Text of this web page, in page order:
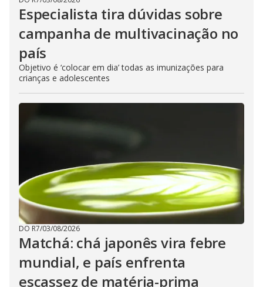
Especialista tira dúvidas sobre
campanha de multivacinação no
país
Objetivo é ‘colocar em dia’ todas as imunizações para
crianças e adolescentes
DO R7/03/08/2026
Matchá: chá japonês vira febre
mundial, e país enfrenta
escassez de matéria-prima